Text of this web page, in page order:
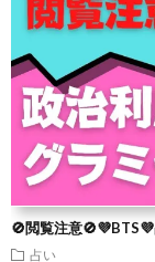
🚫閲覧注意
占い